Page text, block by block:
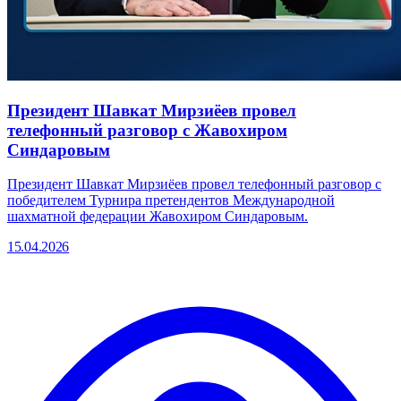
Президент Шавкат Мирзиёев провел
телефонный разговор с Жавохиром
Синдаровым
Президент Шавкат Мирзиёев провел телефонный разговор с
победителем Турнира претендентов Международной
шахматной федерации Жавохиром Синдаровым.
15.04.2026